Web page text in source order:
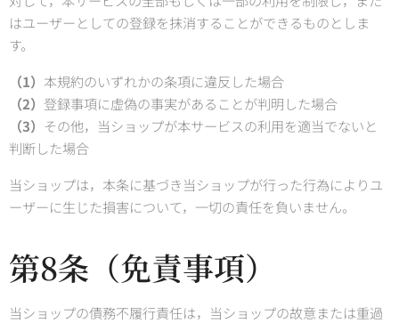
はユーザーとしての登録を抹消することができるものとしま
す。
（1） 本規約のいずれかの条項に違反した場合
（2） 登録事項に虚偽の事実があることが判明した場合
（3） その他，当ショップが本サービスの利用を適当でないと
判断した場合
当ショップは，本条に基づき当ショップが行った行為によりユ
ーザーに生じた損害について，一切の責任を負いません。
第8条（免責事項）
当ショップの債務不履行責任は，当ショップの故意または重過